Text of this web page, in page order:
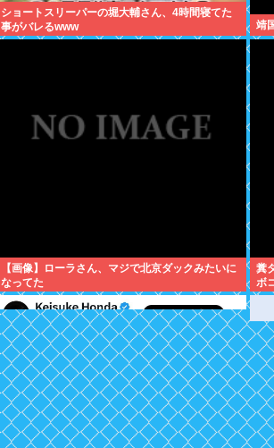
ショートスリーパーの堀大輔さん、4時間寝てた
事がバレるwww
靖
【画像】ローラさん、マジで北京ダックみたいに
なってた
糞
ボ